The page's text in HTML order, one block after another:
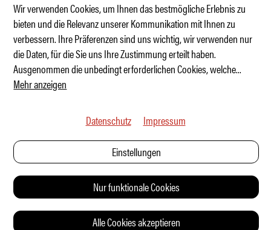
Audi A2 e-tron: Lieber spät als nie
Wir verwenden Cookies, um Ihnen das bestmögliche Erlebnis zu
bieten und die Relevanz unserer Kommunikation mit Ihnen zu
verbessern. Ihre Präferenzen sind uns wichtig, wir verwenden nur
die Daten, für die Sie uns Ihre Zustimmung erteilt haben.
Ausgenommen die unbedingt erforderlichen Cookies, welche...
Mehr anzeigen
Datenschutz Impressum
Einstellungen
Nur funktionale Cookies
Alle Cookies akzeptieren